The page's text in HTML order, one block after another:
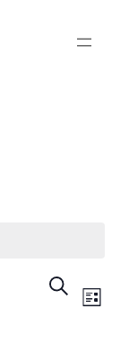
Recherche
DE
Liste